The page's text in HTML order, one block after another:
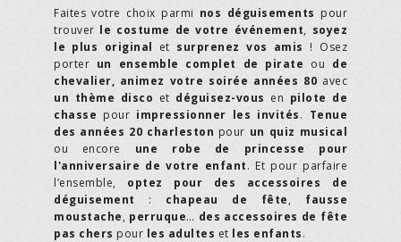
Faites votre choix parmi nos déguisements pour
trouver le costume de votre événement, soyez
le plus original et surprenez vos amis ! Osez
porter un ensemble complet de pirate ou de
chevalier, animez votre soirée années 80 avec
un thème disco et déguisez-vous en pilote de
chasse pour impressionner les invités. Tenue
des années 20 charleston pour un quiz musical
ou encore une robe de princesse pour
l'anniversaire de votre enfant. Et pour parfaire
l’ensemble, optez pour des accessoires de
déguisement : chapeau de fête, fausse
moustache, perruque… des accessoires de fête
pas chers pour les adultes et les enfants.